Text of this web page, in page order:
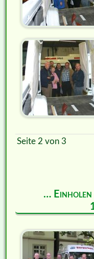
Seite 2 von 3
… Einholen